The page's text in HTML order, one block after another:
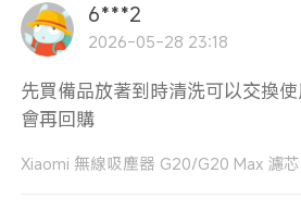
6***2
2026-05-28 23:18
先買備品放著到時清洗可以交換
會再回購
Xiaomi 無線吸塵器 G20/G20 Max 濾